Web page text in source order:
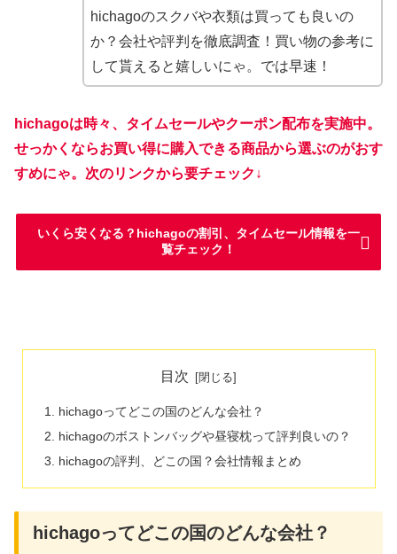
hichagoのスクバや衣類は買っても良いの
か？会社や評判を徹底調査！買い物の参考に
して貰えると嬉しいにゃ。では早速！
hichagoは時々、タイムセールやクーポン配布を実施中。
せっかくならお買い得に購入できる商品から選ぶのがおす
すめにゃ。次のリンクから要チェック↓
いくら安くなる？hichagoの割引、タイムセール情報を一
覧チェック！
目次
hichagoってどこの国のどんな会社？
hichagoのボストンバッグや昼寝枕って評判良いの？
hichagoの評判、どこの国？会社情報まとめ
hichagoってどこの国のどんな会社？